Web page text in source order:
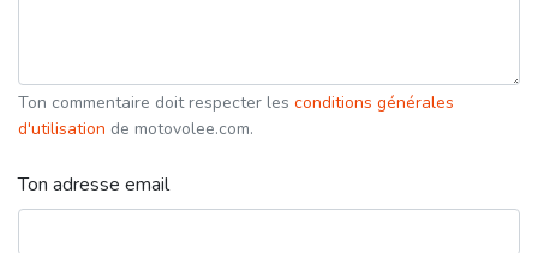
Ton commentaire doit respecter les conditions générales
d'utilisation de motovolee.com.
Ton adresse email